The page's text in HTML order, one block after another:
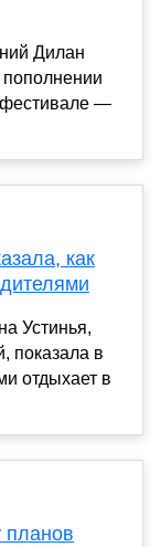
Дилан
—
как
Устинья,
показала в
отдыхает в
планов